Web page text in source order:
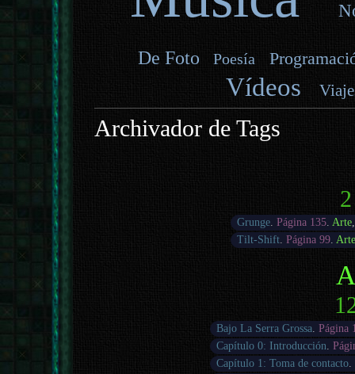
De Foto Poesía
Vídeos
Archivador de Tags
Grunge. Página 135. Arte
Tilt-Shift. Página 99. Arte
Bajo La Serra Grossa. Página
Capítulo 0: Introducción.
Capítulo 1: Toma de contacto.